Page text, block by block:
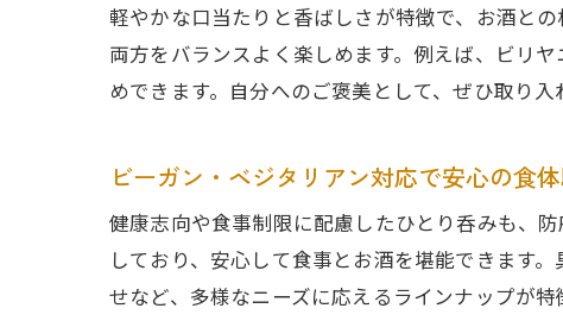
軽やかな口当たりと香ばしさが特徴で、お酒と
両方をバランスよく楽しめます。例えば、ビリ
めできます。自分へのご褒美として、ぜひ取り入
ビーガン・ベジタリアン対応で安心の食
健康志向や食事制限に配慮したひとり呑みも、
しており、安心して食事とお酒を堪能できます
せなど、多様なニーズに応えるラインナップが